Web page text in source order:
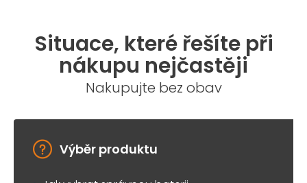
Situace, které řešíte při
nákupu nejčastěji
Nakupujte bez obav
Výběr produktu